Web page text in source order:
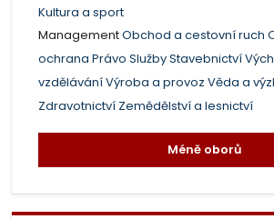
Kultura a sport
ManagementObchod a cestovní ruch
ochrana Právo SlužbyStavebnictví
vzděláváníVýroba a provoz Věda a
Zdravotnictví Zemědělství a lesnictví
Méně oborů